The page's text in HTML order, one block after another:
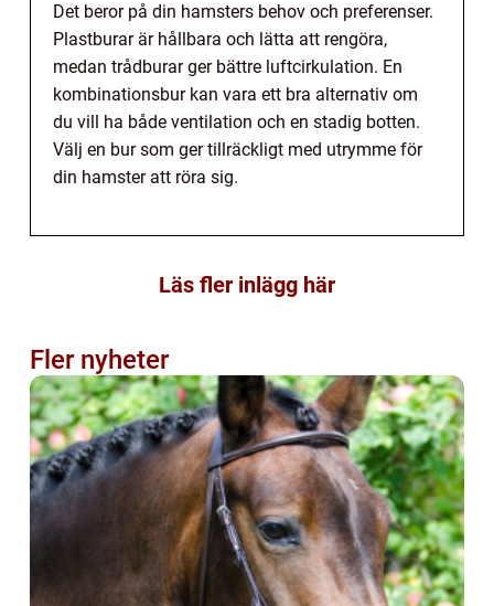
Det beror på din hamsters behov och preferenser.
Plastburar är hållbara och lätta att rengöra,
medan trådburar ger bättre luftcirkulation. En
kombinationsbur kan vara ett bra alternativ om
du vill ha både ventilation och en stadig botten.
Välj en bur som ger tillräckligt med utrymme för
din hamster att röra sig.
Läs fler inlägg här
Fler nyheter